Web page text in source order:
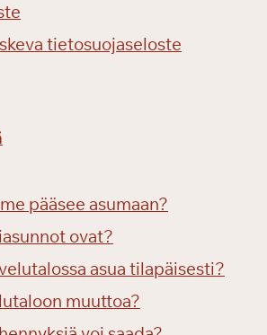
tietosuojaseloste
pääsee asumaan?
ovat?
asua tilapäisesti?
muuttoa?